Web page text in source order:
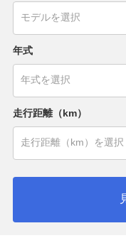
年式
走行距離（km）